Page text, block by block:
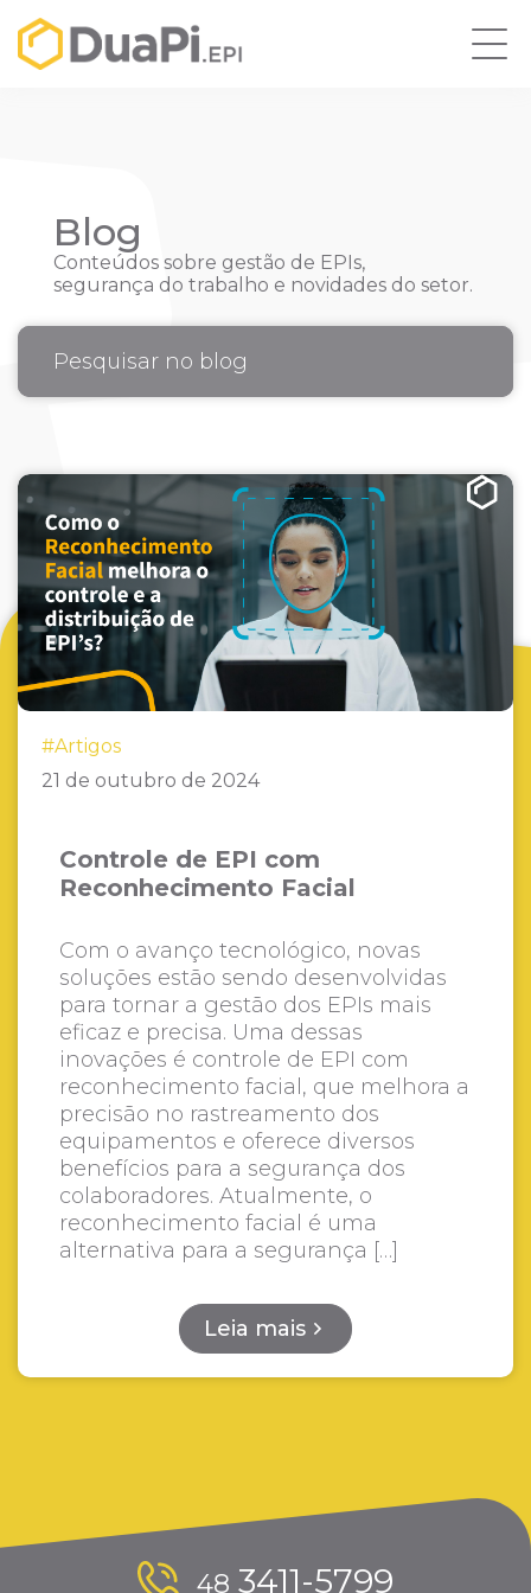
Blog
Conteúdos sobre gestão de EPIs,
segurança do trabalho e novidades do setor.
#Artigos
21 de outubro de 2024
Controle de EPI com
Reconhecimento Facial
Com o avanço tecnológico, novas
soluções estão sendo desenvolvidas
para tornar a gestão dos EPIs mais
eficaz e precisa. Uma dessas
inovações é controle de EPI com
reconhecimento facial, que melhora a
precisão no rastreamento dos
equipamentos e oferece diversos
benefícios para a segurança dos
colaboradores. Atualmente, o
reconhecimento facial é uma
alternativa para a segurança […]
Leia mais
48 3411-5799